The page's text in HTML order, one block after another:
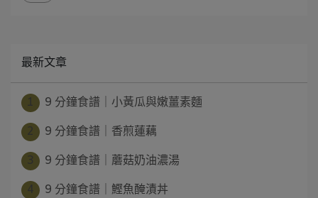
最新文章
9 分鐘食譜｜小黃瓜與嫩薑素麵
9 分鐘食譜｜香煎蓮藕
9 分鐘食譜｜蘑菇奶油濃湯
9 分鐘食譜｜鰹魚醃漬丼